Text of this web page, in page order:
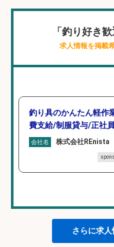
「釣り好き
求人情報を掲載
釣り具のかんたん軽作
費支給/制服貸与/正社
会社名 株式会社REnista
さらに求